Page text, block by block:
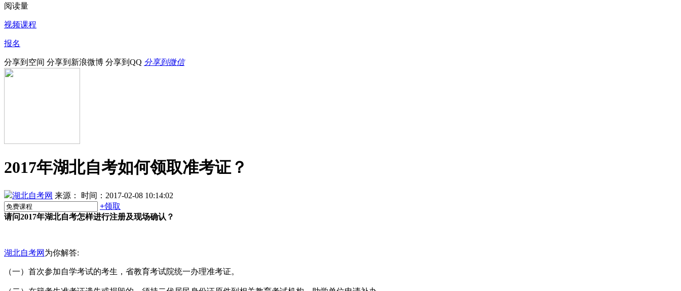
阅读量
视频课程
报名
分享到空间 分享到新浪微博 分享到QQ 分享到微信
2017年湖北自考如何领取准考证？
湖北自考网 来源：
时间：2017-02-08 10:14:02
+领取
请问2017年湖北自考怎样进行注册及现场确认？
湖北自考网 为你解答:
（一）首次参加自学考试的考生，省教育考试院统一办理准考证。